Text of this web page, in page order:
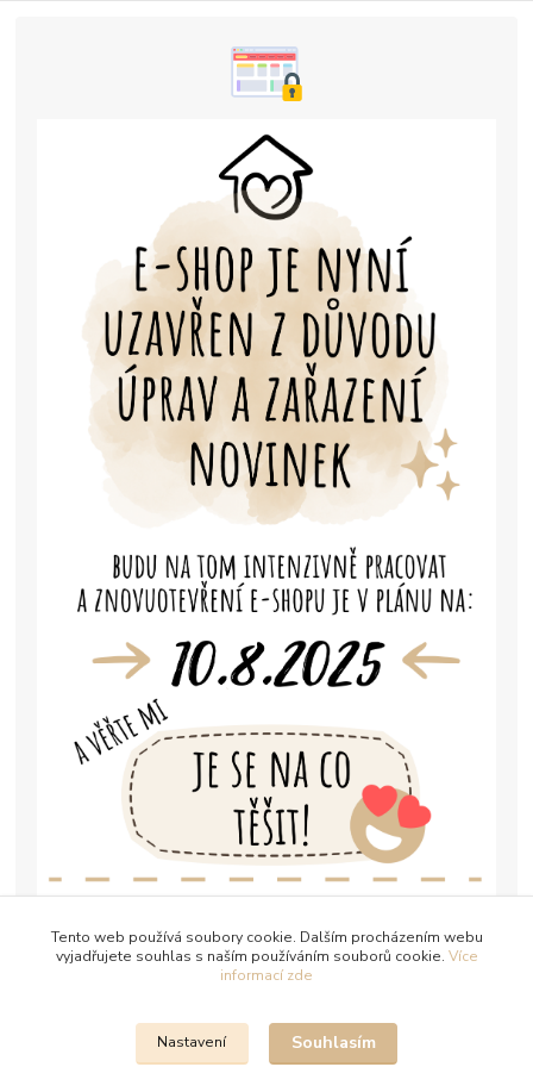
Tento web používá soubory cookie. Dalším procházením webu
vyjadřujete souhlas s naším používáním souborů cookie. Více
informací zde
Nastavení Souhlasím